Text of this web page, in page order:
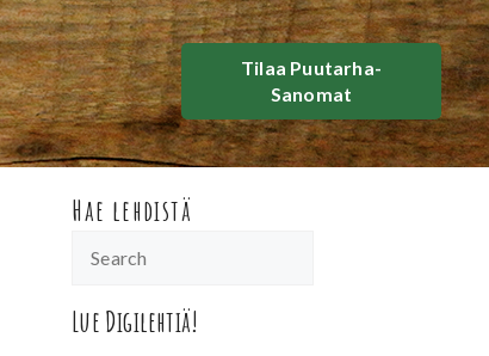
Tilaa Puutarha-
Sanomat
Hae lehdistä
Lue Digilehtiä!